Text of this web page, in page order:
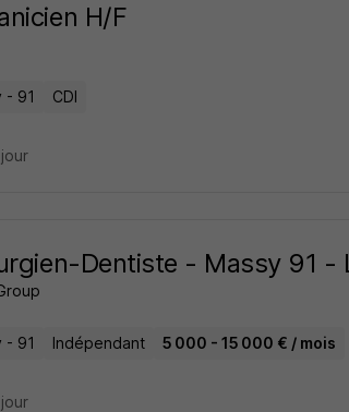
H/F
- 91 CDI
Dentiste - Massy 91 -
- 91 Indépendant 5 000 - 15 000 € / mois